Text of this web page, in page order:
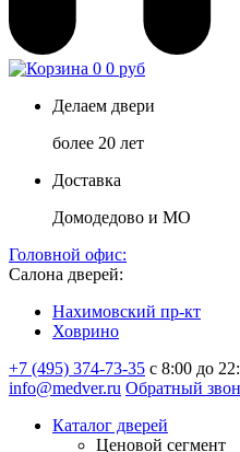
0 0 руб
Делаем двери
более 20 лет
Доставка
Домодедово и МО
Головной офис:
Салона дверей:
Нахимовский пр-кт
Ховрино
+7 (495) 374-73-35 с 8:00 до
info@medver.ru Обратный
Каталог дверей
Ценовой сегмент